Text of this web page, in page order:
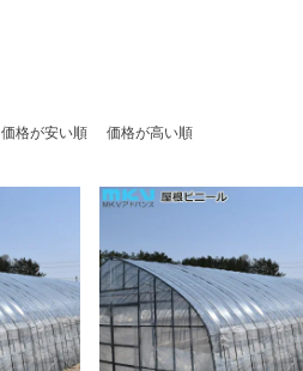
価格が安い順 価格が高い順